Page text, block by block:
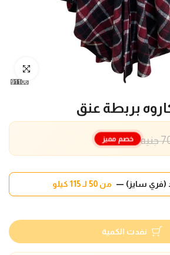
انقر للتكبير
بربطة عنق
خصم مميز
(فري سايز) — من 50 لـ 115 كيلو
نفدت الكمية